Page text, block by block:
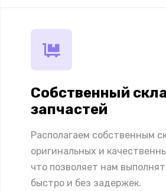
Собственный
запчастей
Располагаем собственным
оригинальных и
что позволяет нам
быстро и без задержек.